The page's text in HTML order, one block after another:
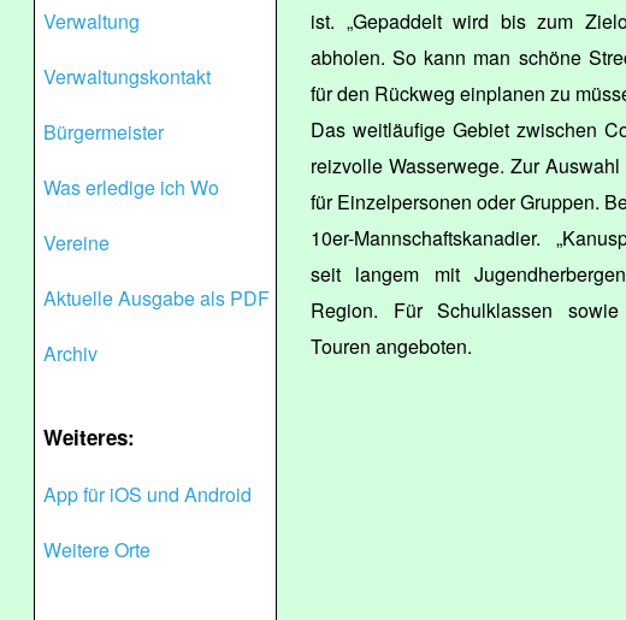
Verwaltung
Verwaltungskontakt
Bürgermeister
Was erledige ich Wo
Vereine
Aktuelle Ausgabe als PDF
Archiv
Weiteres:
App für iOS und Android
Weitere Orte
ist. „Gepaddelt wird bis zum
abholen. So kann man schöne
für den Rückweg einplanen zu
Das weitläufige Gebiet zwischen
reizvolle Wasserwege. Zur
für Einzelpersonen oder Gruppen.
10er-Mannschaftskanadier.
seit langem mit
Region. Für Schulklassen
Touren angeboten.